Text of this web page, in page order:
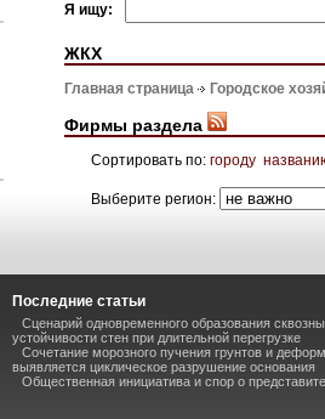
Я ищу:
ЖКХ
Главная страница Городское
Фирмы раздела
Сортировать по: городу
Выберите регион:
Последние статьи
Сценарий одновременного образования
устойчивости стен при длительной перегрузке
Сочетание морозного пучения грунтов и
выявляется циклическое разрушение основания
Общественная инициатива и спор о